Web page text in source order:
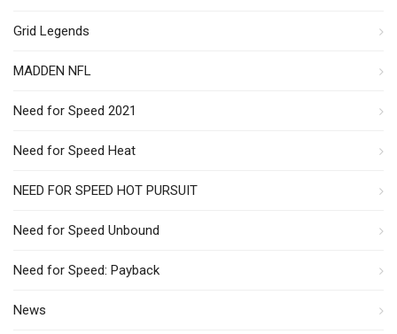
Grid Legends
MADDEN NFL
Need for Speed 2021
Need for Speed Heat
NEED FOR SPEED HOT PURSUIT
Need for Speed Unbound
Need for Speed: Payback
News